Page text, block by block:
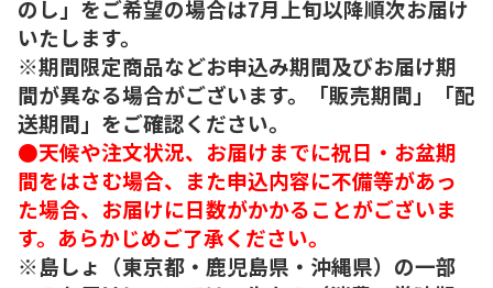
のし」をご希望の場合は7月上旬以降順次お届け
いたします。
※期間限定商品などお申込み期間及びお届け期
間が異なる場合がございます。「販売期間」「配
送期間」をご確認ください。
●天候や注文状況、お届けまでに祝日・お盆期
間をはさむ場合、また申込内容に不備等があっ
た場合、お届けに日数がかかることがございま
す。あらかじめご了承ください。
※島しょ（東京都・鹿児島県・沖縄県）の一部